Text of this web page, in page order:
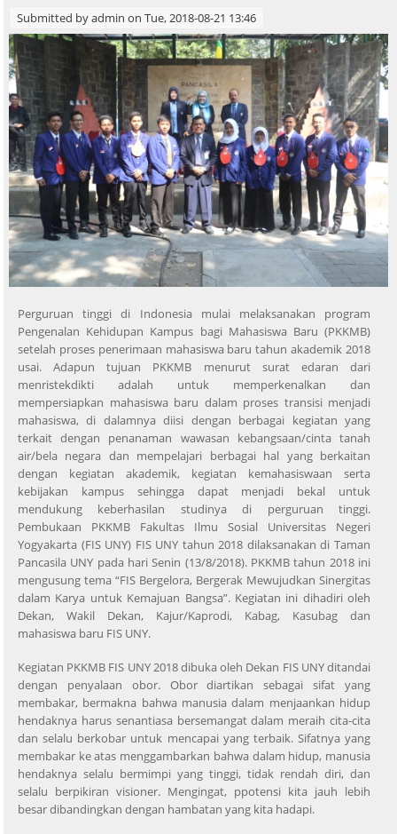
Submitted byadmin on Tue, 2018-08-21 13:46
Perguruan tinggi di Indonesia mulai melaksanakan program
Pengenalan Kehidupan Kampus bagi Mahasiswa Baru (PKKMB)
setelah proses penerimaan mahasiswa baru tahun akademik 2018
usai. Adapun tujuan PKKMB menurut surat edaran dari
menristekdikti adalah untuk memperkenalkan dan
mempersiapkan mahasiswa baru dalam proses transisi menjadi
mahasiswa, di dalamnya diisi dengan berbagai kegiatan yang
terkait dengan penanaman wawasan kebangsaan/cinta tanah
air/bela negara dan mempelajari berbagai hal yang berkaitan
dengan kegiatan akademik, kegiatan kemahasiswaan serta
kebijakan kampus sehingga dapat menjadi bekal untuk
mendukung keberhasilan studinya di perguruan tinggi.
Pembukaan PKKMB Fakultas Ilmu Sosial Universitas Negeri
Yogyakarta (FIS UNY) FIS UNY tahun 2018 dilaksanakan di Taman
Pancasila UNY pada hari Senin (13/8/2018). PKKMB tahun 2018 ini
mengusung tema “FIS Bergelora, Bergerak Mewujudkan Sinergitas
dalam Karya untuk Kemajuan Bangsa”. Kegiatan ini dihadiri oleh
Dekan, Wakil Dekan, Kajur/Kaprodi, Kabag, Kasubag dan
mahasiswa baru FIS UNY.
Kegiatan PKKMB FIS UNY 2018 dibuka oleh Dekan FIS UNY ditandai
dengan penyalaan obor. Obor diartikan sebagai sifat yang
membakar, bermakna bahwa manusia dalam menjaankan hidup
hendaknya harus senantiasa bersemangat dalam meraih cita-cita
dan selalu berkobar untuk mencapai yang terbaik. Sifatnya yang
membakar ke atas menggambarkan bahwa dalam hidup, manusia
hendaknya selalu bermimpi yang tinggi, tidak rendah diri, dan
selalu berpikiran visioner. Mengingat, ppotensi kita jauh lebih
besar dibandingkan dengan hambatan yang kita hadapi.